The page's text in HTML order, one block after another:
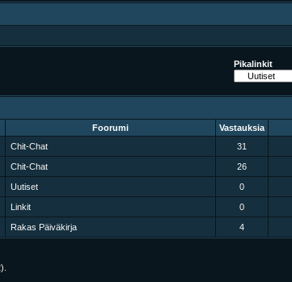
Pikalinkit
Foorumi Vastauksia
Chit-Chat 31
Chit-Chat 26
Uutiset 0
Linkit 0
Rakas Päiväkirja 4